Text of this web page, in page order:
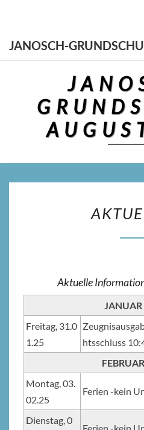
content
JANOSCH-
Aktuelle
Freitag, 31.0
1.25
htsschluss
Montag, 03.
02.25
Ferien -kein
Dienstag, 0